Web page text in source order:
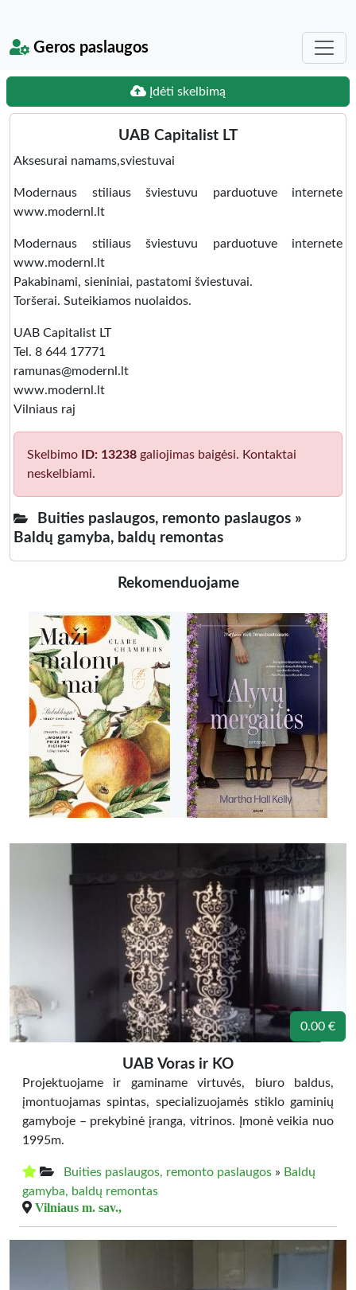
Geros paslaugos
Įdėti skelbimą
UAB Capitalist LT
Aksesurai namams,sviestuvai
Modernaus stiliaus šviestuvu parduotuve internete
www.modernl.lt
Modernaus stiliaus šviestuvu parduotuve internete
www.modernl.lt
Pakabinami, sieniniai, pastatomi šviestuvai.
Toršerai. Suteikiamos nuolaidos.
UAB Capitalist LT
Tel. 8 644 17771
ramunas@modernl.lt
www.modernl.lt
Vilniaus raj
Skelbimo ID: 13238 galiojimas baigėsi. Kontaktai
neskelbiami.
Buities paslaugos, remonto paslaugos »
Baldų gamyba, baldų remontas
Rekomenduojame
0.00 €
UAB Voras ir KO
Projektuojame ir gaminame virtuvės, biuro baldus,
įmontuojamas spintas, specializuojamės stiklo gaminių
gamyboje – prekybinė įranga, vitrinos. Įmonė veikia nuo
1995m.
Buities paslaugos, remonto paslaugos » Baldų
gamyba, baldų remontas
Vilniaus m. sav.,